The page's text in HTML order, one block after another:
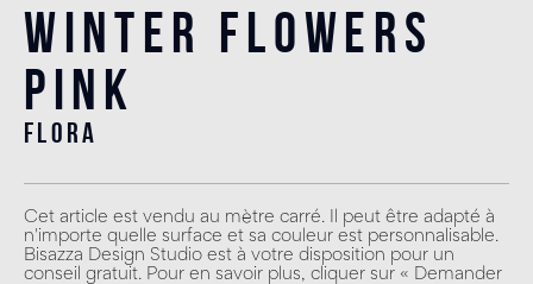
Winter Flowers
Pink
flora
Cet article est vendu au mètre carré. Il peut être adapté à
n'importe quelle surface et sa couleur est personnalisable.
Bisazza Design Studio est à votre disposition pour un
conseil gratuit. Pour en savoir plus, cliquer sur « Demander